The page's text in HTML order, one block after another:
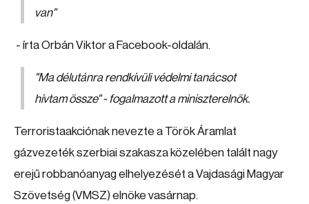
van"
- írta Orbán Viktor a Facebook-oldalán.
"Ma délutánra rendkívüli védelmi tanácsot
hívtam össze" - fogalmazott a miniszterelnök.
Terroristaakciónak nevezte a Török Áramlat
gázvezeték szerbiai szakasza közelében talált nagy
erejű robbanóanyag elhelyezését a Vajdasági Magyar
Szövetség (VMSZ) elnöke vasárnap.